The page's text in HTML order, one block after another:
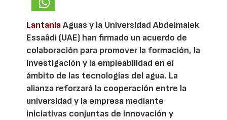
LantaniaAguas y la Universidad Abdelmalek
Essaâdi (UAE) han firmado un acuerdo de
colaboración para promover la formación, la
investigación y la empleabilidad en el
ámbito de las tecnologías del agua. La
alianza reforzará la cooperación entre la
universidad y la empresa mediante
iniciativas conjuntas de innovación y